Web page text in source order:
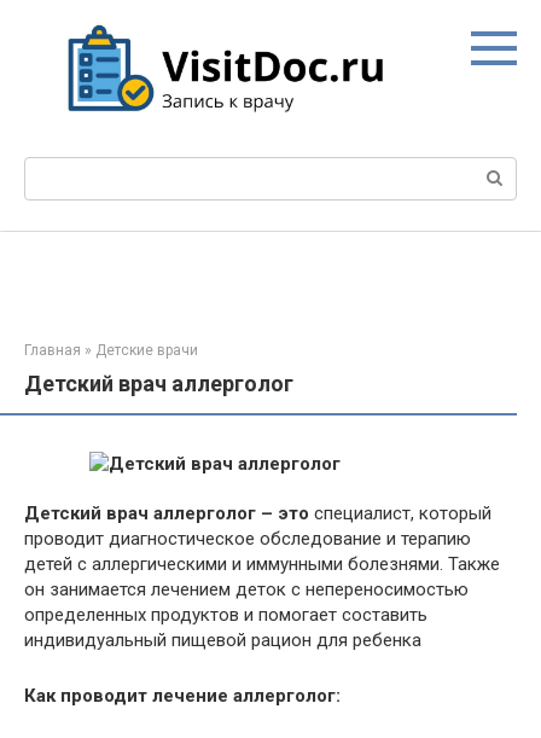
Поиск:
Главная » Детские врачи
Детский врач аллерголог
Детский врач аллерголог – это специалист, который
проводит диагностическое обследование и терапию
детей с аллергическими и иммунными болезнями. Также
он занимается лечением деток с непереносимостью
определенных продуктов и помогает составить
индивидуальный пищевой рацион для ребенка
Как проводит лечение аллерголог: